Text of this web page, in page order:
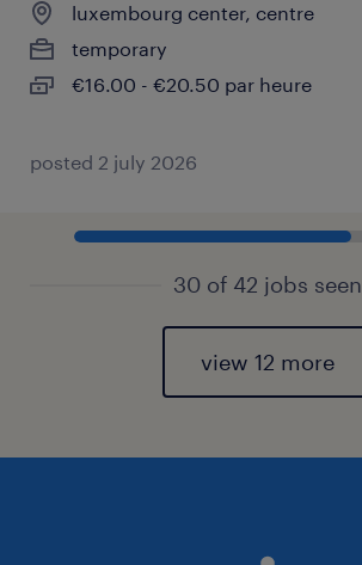
luxembourg center, centre
temporary
€16.00 - €20.50 par heure
posted 2 july 2026
30 of 42 jobs seen
view 12 more